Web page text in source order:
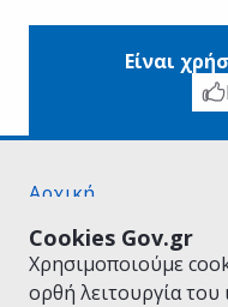
Cookies Gov.gr
Χρησιμοποιούμε
ορθή λειτουργία
Είναι
Αρχική
Όροι Χρήσης
Πολιτική Απορρήτου